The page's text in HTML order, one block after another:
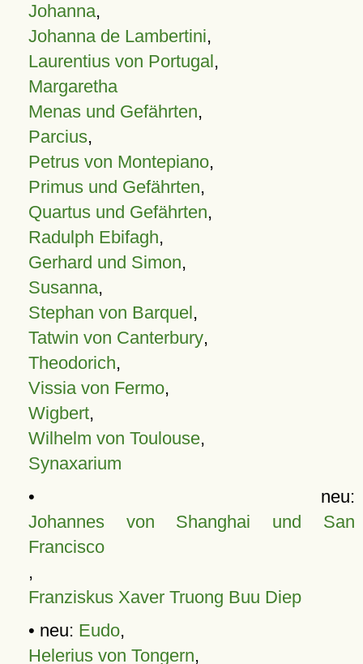
Johanna,
Johanna de Lambertini,
Laurentius von Portugal,
Margaretha
Menas und Gefährten,
Parcius,
Petrus von Montepiano,
Primus und Gefährten,
Quartus und Gefährten,
Radulph Ebifagh,
Gerhard und Simon,
Susanna,
Stephan von Barquel,
Tatwin von Canterbury,
Theodorich,
Vissia von Fermo,
Wigbert,
Wilhelm von Toulouse,
Synaxarium
• neu:
Johannes von Shanghai und San
Francisco
,
Franziskus Xaver Truong Buu Diep
• neu: Eudo,
Helerius von Tongern,